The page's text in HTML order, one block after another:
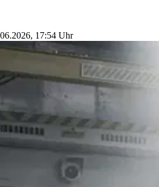
17:54 Uhr